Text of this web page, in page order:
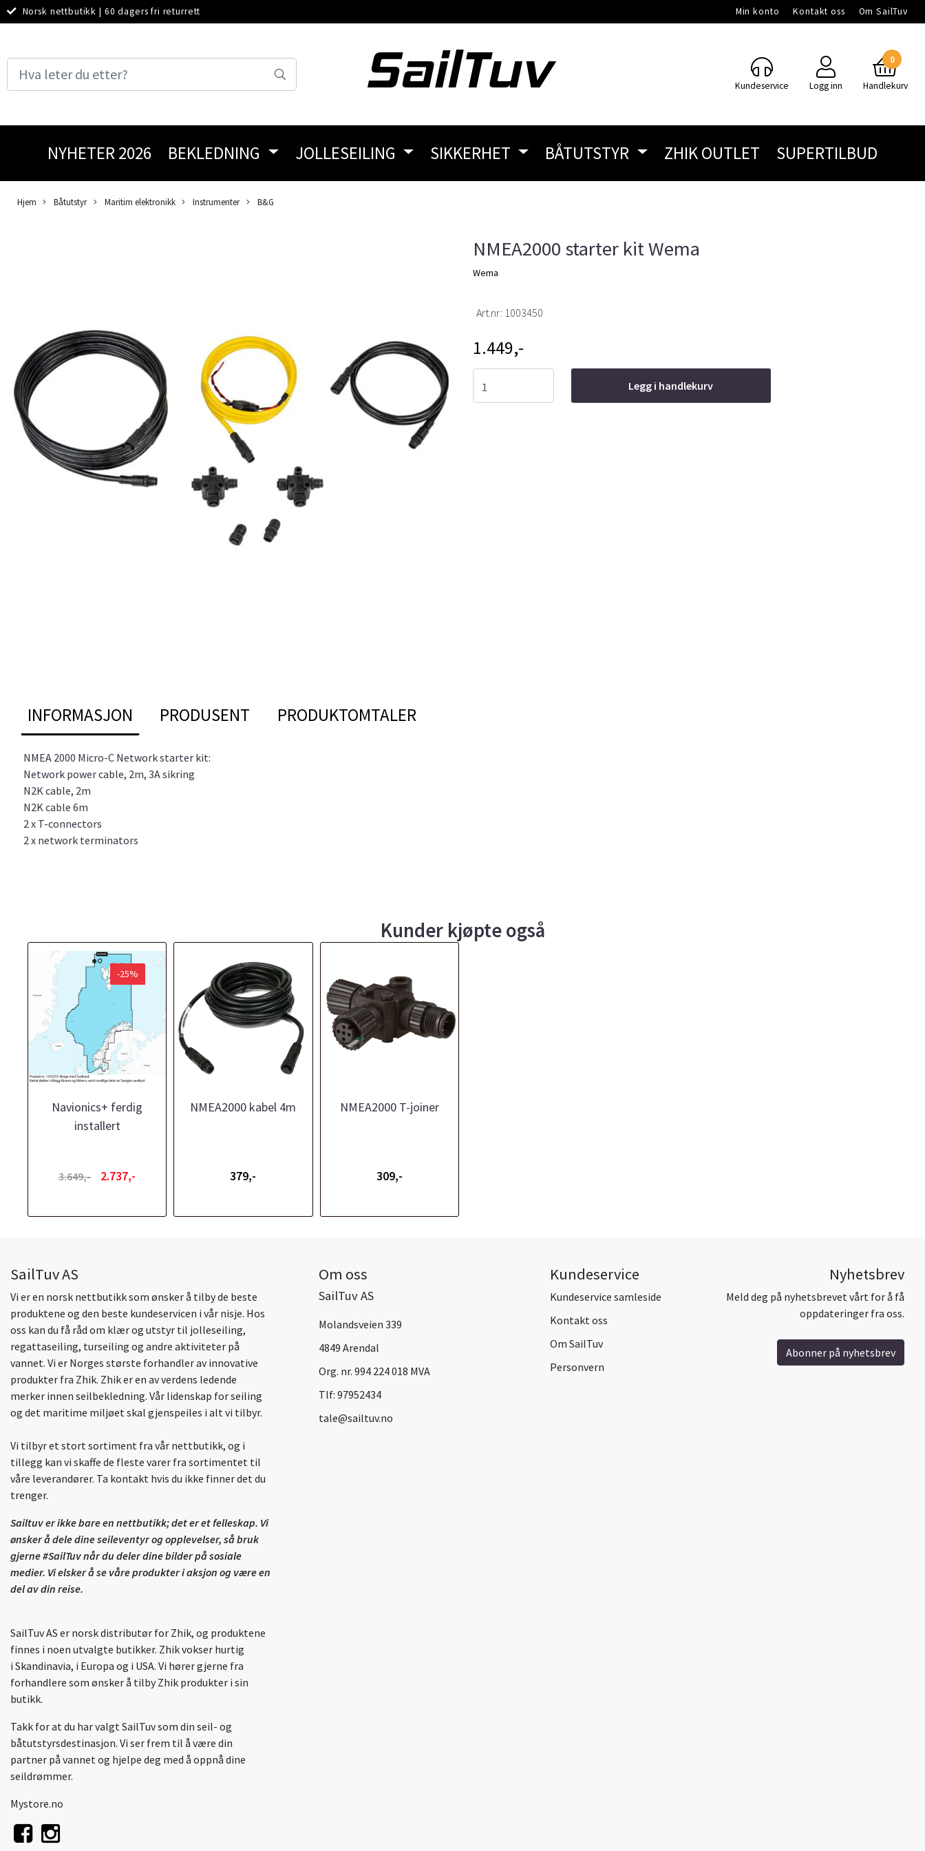
Norsk nettbutikk | 60 dagers fri returrett Min konto Kontakt oss Om SailTuv
Kundeservice Logg inn
0
Handlekurv
NYHETER 2026 BEKLEDNING JOLLESEILING SIKKERHET BÅTUTSTYR ZHIK OUTLET SUPERTILBUD
Hjem Båtutstyr Maritim elektronikk Instrumenter B&G
NMEA2000 starter kit Wema
Wema
Art.nr: 1003450
1.449,-
Legg i handlekurv
INFORMASJON PRODUSENT PRODUKTOMTALER
NMEA 2000 Micro-C Network starter kit:
Network power cable, 2m, 3A sikring
N2K cable, 2m
N2K cable 6m
2 x T-connectors
2 x network terminators
Kunder kjøpte også
-25%
Navionics+ ferdig
installert
3.649,- 2.737,-
NMEA2000 kabel 4m
379,-
NMEA2000 T-joiner
309,-
SailTuv AS
Vi er en norsk nettbutikk som ønsker å tilby de beste
produktene og den beste kundeservicen i vår nisje. Hos
oss kan du få råd om klær og utstyr til jolleseiling,
regattaseiling, turseiling og andre aktiviteter på
vannet. Vi er Norges største forhandler av innovative
produkter fra Zhik. Zhik er en av verdens ledende
merker innen seilbekledning. Vår lidenskap for seiling
og det maritime miljøet skal gjenspeiles i alt vi tilbyr.
Vi tilbyr et stort sortiment fra vår nettbutikk, og i
tillegg kan vi skaffe de fleste varer fra sortimentet til
våre leverandører. Ta kontakt hvis du ikke finner det du
trenger.
Sailtuv er ikke bare en nettbutikk; det er et felleskap. Vi
ønsker å dele dine seileventyr og opplevelser, så bruk
gjerne #SailTuv når du deler dine bilder på sosiale
medier. Vi elsker å se våre produkter i aksjon og være en
del av din reise.
SailTuv AS er norsk distributør for Zhik, og produktene
finnes i noen utvalgte butikker. Zhik vokser hurtig
i Skandinavia, i Europa og i USA. Vi hører gjerne fra
forhandlere som ønsker å tilby Zhik produkter i sin
butikk.
Takk for at du har valgt SailTuv som din seil- og
båtutstyrsdestinasjon. Vi ser frem til å være din
partner på vannet og hjelpe deg med å oppnå dine
seildrømmer.
Mystore.no
Om oss
SailTuv AS
Molandsveien 339
4849 Arendal
Org. nr. 994 224 018 MVA
Tlf: 97952434
tale@sailtuv.no
Kundeservice
Kundeservice samleside
Kontakt oss
Om SailTuv
Personvern
Nyhetsbrev
Meld deg på nyhetsbrevet vårt for å få
oppdateringer fra oss.
Abonner på nyhetsbrev